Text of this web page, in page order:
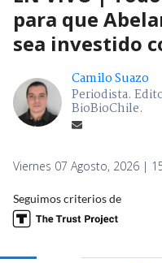
para que
sea investido
Camilo Suazo
Periodista.
BioBioChile.
Viernes 07 Agosto, 2026 |
Seguimos criterios de